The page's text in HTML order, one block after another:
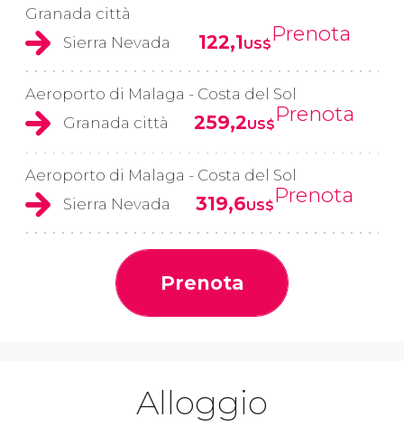
Granada città
Sierra Nevada
122,1US$Prenota
Aeroporto di Malaga - Costa del Sol
Granada città
259,2US$Prenota
Aeroporto di Malaga - Costa del Sol
Sierra Nevada
319,6US$Prenota
Prenota
Alloggio